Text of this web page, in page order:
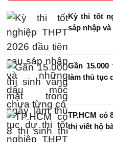
Kỳ thi tốt
sáp nhập
Gần
làm thủ tục
TP.HCM có
thị viết hộ